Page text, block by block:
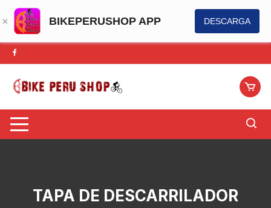
BIKEPERUSHOP APP DESCARGA
Saltar
al
contenido
TAPA DE DESCARRILADOR